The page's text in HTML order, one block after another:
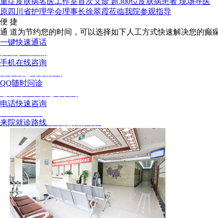
原四川省护理学会理事长徐翠霞莅临我院参观指导
便 捷
通 道为节约您的时间，可以选择如下人工方式快速解决您的癫
一键快速通话
手机在线咨询
QQ随时问诊
电话快速咨询
来院就诊路线